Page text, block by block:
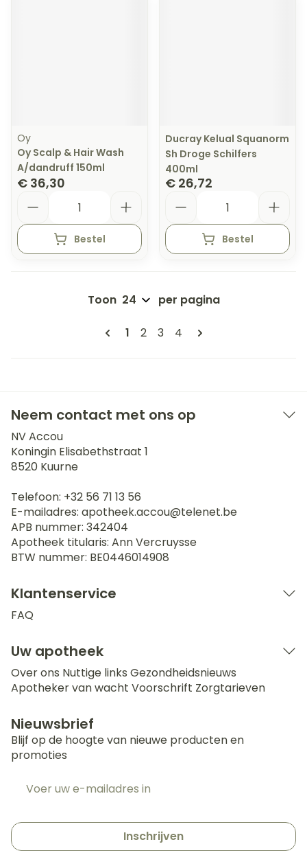
Oy
Oy Scalp & Hair Wash
A/dandruff 150ml
€ 36,30
Bestel
Ducray Kelual Squanorm
Sh Droge Schilfers
400ml
€ 26,72
Bestel
Pagina's
U lees momenteel pagina
1 Pagina
2 Pagina
3 Pagina
4
Toon per pagina
Neem contact met ons op
NV Accou
Koningin Elisabethstraat 1
8520 Kuurne
Telefoon: +32 56 71 13 56
E-mailadres: apotheek.accou@telenet.be
APB nummer: 342404
Apotheek titularis: Ann Vercruysse
BTW nummer: BE0446014908
Klantenservice
FAQ
Uw apotheek
Over ons Nuttige links Gezondheidsnieuws
Apotheker van wacht Voorschrift Zorgtarieven
Nieuwsbrief
Blijf op de hoogte van nieuwe producten en
promoties
Inschrijven